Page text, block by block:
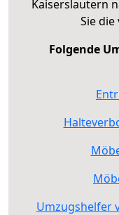
Kaiserslautern
Sie
Folgende
Umzugshelfer